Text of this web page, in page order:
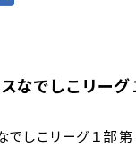
なでしこリーグ
でしこリーグ１部